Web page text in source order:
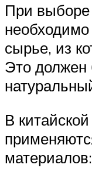
При выборе
сырье, из
Это должен
В
материалов: